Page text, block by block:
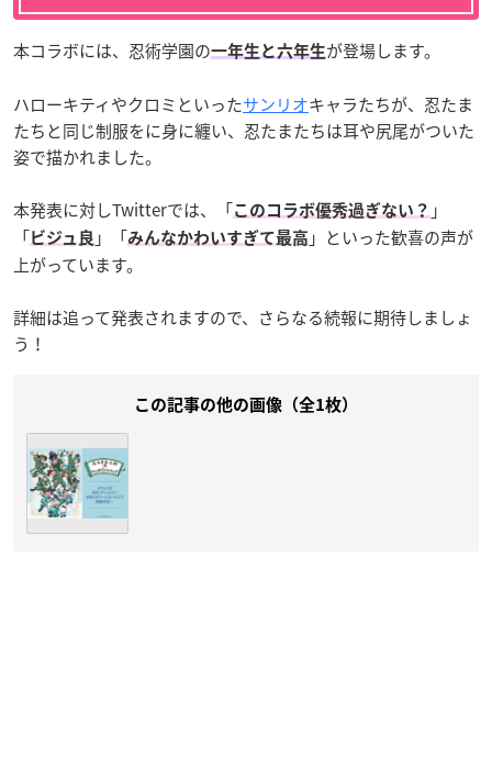
本コラボには、忍術学園の一年生と六年生が登場します。
ハローキティやクロミといったサンリオキャラたちが、忍たま
たちと同じ制服をに身に纏い、忍たまたちは耳や尻尾がついた
姿で描かれました。
本発表に対しTwitterでは、「このコラボ優秀過ぎない？ 」
「 ビジュ良 」「みんなかわいすぎて最高 」といった歓喜の声が
上がっています。
詳細は追って発表されますので、さらなる続報に期待しましょ
う！
この記事の他の画像（全1枚）